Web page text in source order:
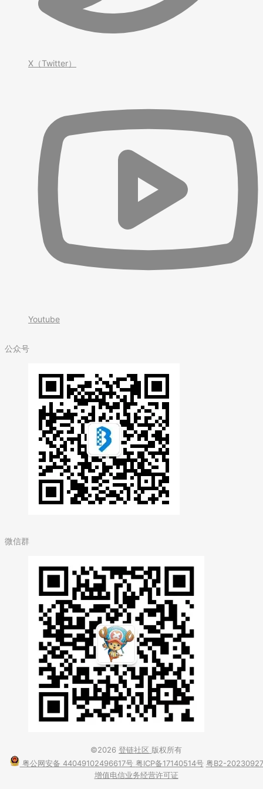
X（Twitter）
Youtube
公众号
微信群
©2026 登链社区 版权所有
粤公网安备 44049102496617号 粤ICP备17140514号 粤B2-20230927
增值电信业务经营许可证